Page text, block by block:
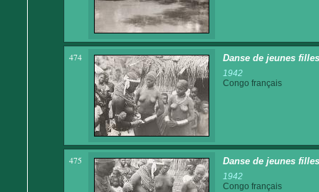
474 Danse de jeunes
1942
Congo français
475 Danse de jeunes
1942
Congo français